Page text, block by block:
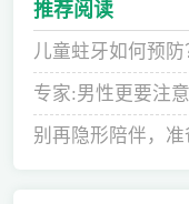
推荐阅读
儿童蛀牙如何预防
专家:男性更要注
间
别再隐形陪伴，准